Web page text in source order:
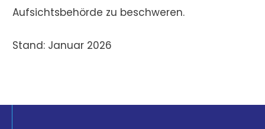
Aufsichtsbehörde zu beschweren.
Stand: Januar 2026